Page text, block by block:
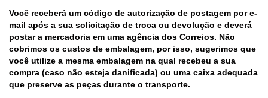
Você receberá um código de autorização de postagem por e-
mail após a sua solicitação de troca ou devolução e deverá
postar a mercadoria em uma agência dos Correios. Não
cobrimos os custos de embalagem, por isso, sugerimos que
você utilize a mesma embalagem na qual recebeu a sua
compra (caso não esteja danificada) ou uma caixa adequada
que preserve as peças durante o transporte.